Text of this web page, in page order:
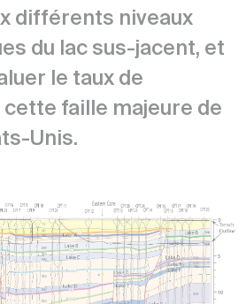
différents niveaux
du lac sus-jacent, et
le taux de
faille majeure de
Unis.